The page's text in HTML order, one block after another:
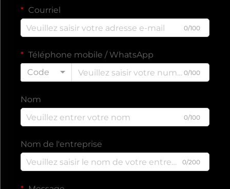
Courriel
0/100
Téléphone mobile / WhatsApp
Code
0/100
Nom
0/100
Nom de l'entreprise
0/200